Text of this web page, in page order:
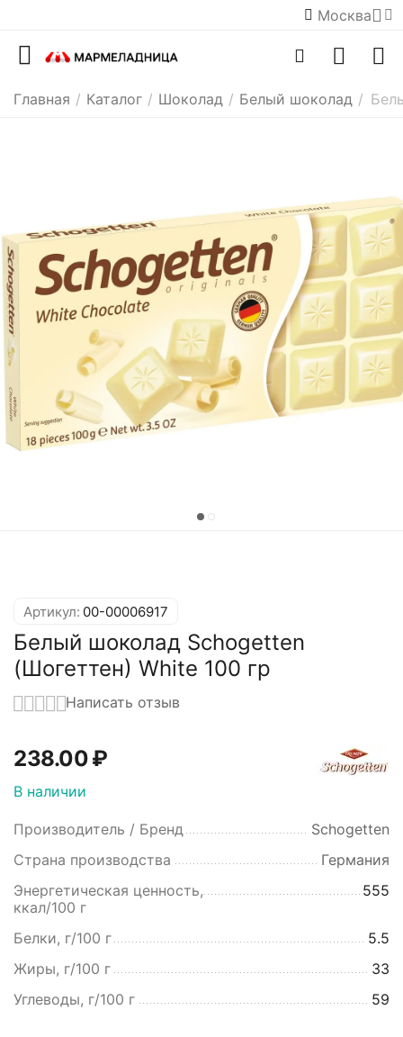
Москва
Главная / Каталог / Шоколад / Белый шоколад /
Артикул: 00-00006917
Белый шоколад Schogetten
(Шогеттен) White 100 гр
Написать отзыв
238.00₽
В наличии
Производитель / Бренд
Schogetten
Страна производства
Германия
Энергетическая ценность,
ккал/100 г
555
Белки, г/100 г
5.5
Жиры, г/100 г
33
Углеводы, г/100 г
59